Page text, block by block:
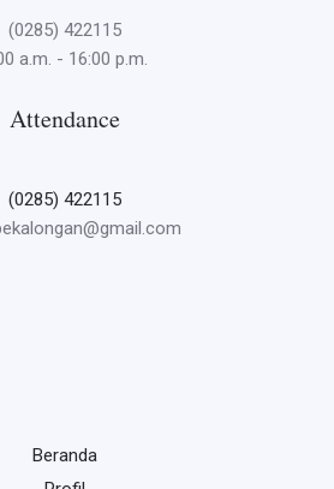
(0285) 422115
a.m. - 16:00 p.m.
Attendance
(0285) 422115
Beranda